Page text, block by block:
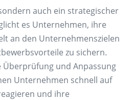
auch ein strategischer
es Unternehmen, ihre
an den Unternehmenszielen
zu sichern.
Überprüfung und Anpassung
Unternehmen schnell auf
und ihre